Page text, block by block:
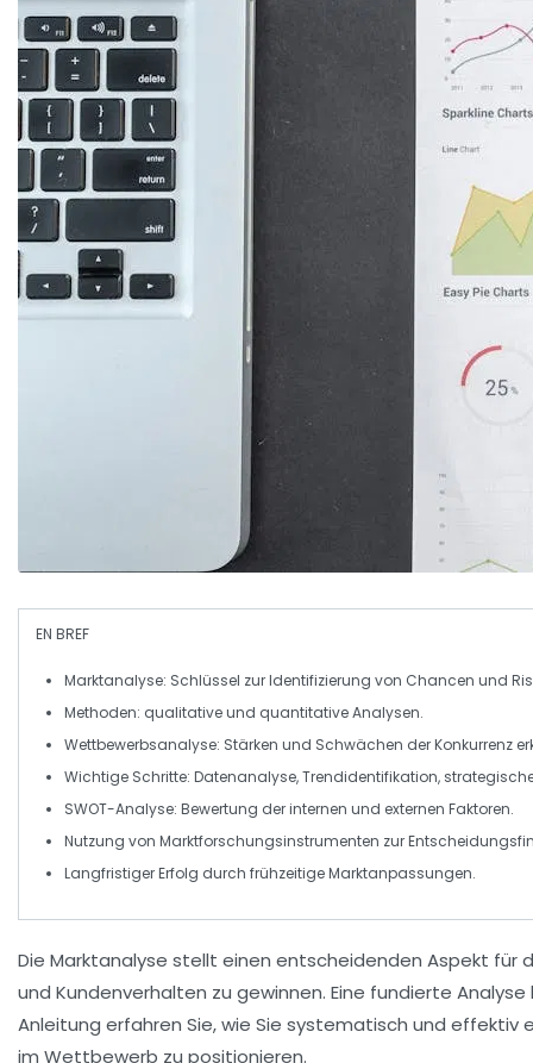
EN BREF
Marktanalyse: Schlüssel zur Identifizierung von Chancen und
Methoden: qualitativeund quantitativeAnalysen.
Wettbewerbsanalyse: Stärken und Schwächen derKonkurrenz
Wichtige Schritte: Datenanalyse,Trendidentifikation,
SWOT-Analyse: Bewertung der internen und externen Faktoren.
Nutzung von Marktforschungsinstrumenten zur
Langfristiger Erfolg durch frühzeitigeMarktanpassungen.
Die Marktanalyse stellt einen entscheidenden Aspekt für
und Kundenverhalten zu gewinnen. Eine fundierte
Anleitung erfahren Sie, wie Sie systematisch und effektiv
im Wettbewerb zu positionieren.